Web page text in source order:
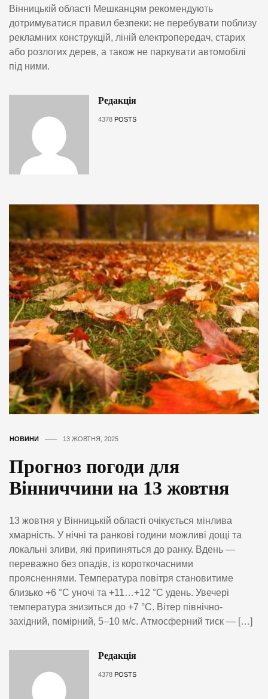
Вінницькій області Мешканцям рекомендують
дотримуватися правил безпеки: не перебувати поблизу
рекламних конструкцій, ліній електропередач, старих
або розлогих дерев, а також не паркувати автомобілі
під ними.
Редакція
4378 POSTS
НОВИНИ 13 ЖОВТНЯ, 2025
Прогноз погоди для
Вінниччини на 13 жовтня
13 жовтня у Вінницькій області очікується мінлива
хмарність. У нічні та ранкові години можливі дощі та
локальні зливи, які припиняться до ранку. Вдень —
переважно без опадів, із короткочасними
проясненнями. Температура повітря становитиме
близько +6 °C уночі та +11…+12 °C удень. Увечері
температура знизиться до +7 °C. Вітер північно-
західний, помірний, 5–10 м/с. Атмосферний тиск — […]
Редакція
4378 POSTS